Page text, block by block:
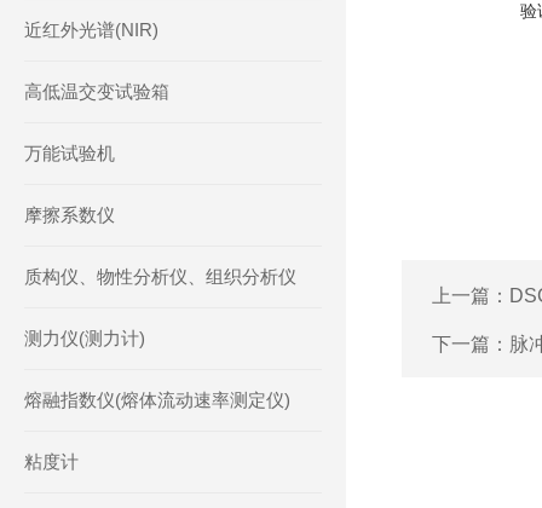
近红外光谱(NIR)
高低温交变试验箱
万能试验机
摩擦系数仪
质构仪、物性分析仪、组织分析仪
测力仪(测力计)
熔融指数仪(熔体流动速率测定仪)
粘度计
验
上一篇：
下一篇： 脉